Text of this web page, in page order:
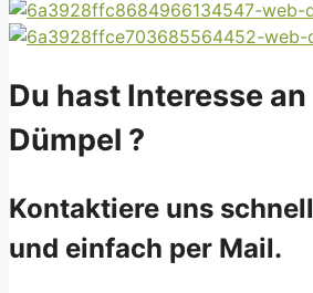
Du hast Interesse an
Dümpel ?
Kontaktiere uns schnell
und einfach per Mail.